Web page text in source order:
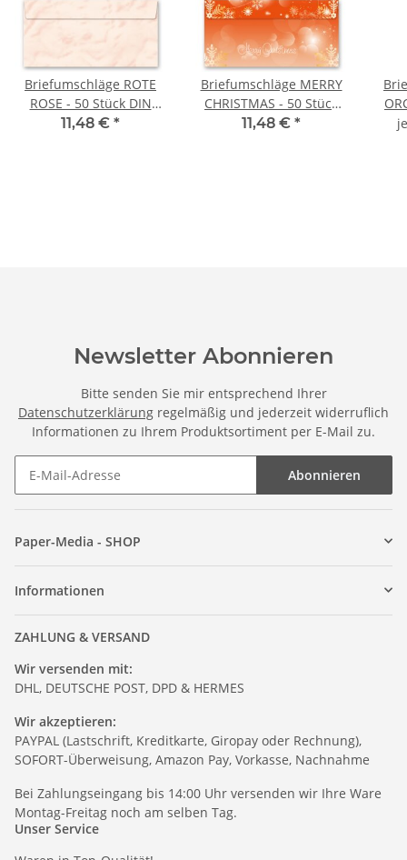
Briefumschläge ROTE
ROSE - 50 Stück DIN
LANG (ohne Fenster)
11,48 € *
Briefumschläge MERRY
CHRISTMAS - 50 Stück
DIN LANG (ohne Fenster)
11,48 € *
Newsletter Abonnieren
Bitte senden Sie mir entsprechend Ihrer
Datenschutzerklärung regelmäßig und jederzeit widerruflich
Informationen zu Ihrem Produktsortiment per E-Mail zu.
Abonnieren
Paper-Media - SHOP
Informationen
ZAHLUNG & VERSAND
Wir versenden mit:
DHL, DEUTSCHE POST, DPD & HERMES
Wir akzeptieren:
PAYPAL (Lastschrift, Kreditkarte, Giropay oder Rechnung),
SOFORT-Überweisung, Amazon Pay, Vorkasse, Nachnahme
Bei Zahlungseingang bis 14:00 Uhr versenden wir Ihre Ware
Montag-Freitag noch am selben Tag.
Unser Service